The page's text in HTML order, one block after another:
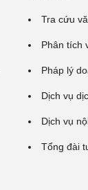
Tra cứu
Phân tích
Pháp lý
Dịch vụ
Dịch vụ
Tổng đài